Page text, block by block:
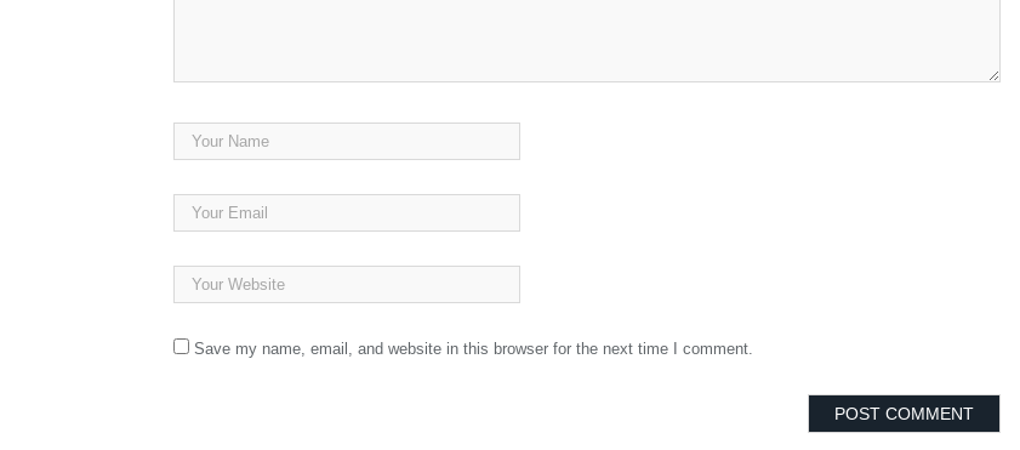
Save my name, email, and website in this browser for the next time I comment.